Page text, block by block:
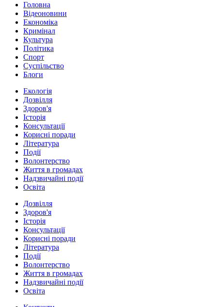
Головна
Відеоновини
Економіка
Кримінал
Культура
Політика
Спорт
Суспільство
Блоги
Екологія
Дозвілля
Здоров'я
Історія
Консультації
Корисні поради
Література
Події
Волонтерство
Життя в громадах
Надзвичайні події
Освіта
Дозвілля
Здоров'я
Історія
Консультації
Корисні поради
Література
Події
Волонтерство
Життя в громадах
Надзвичайні події
Освіта